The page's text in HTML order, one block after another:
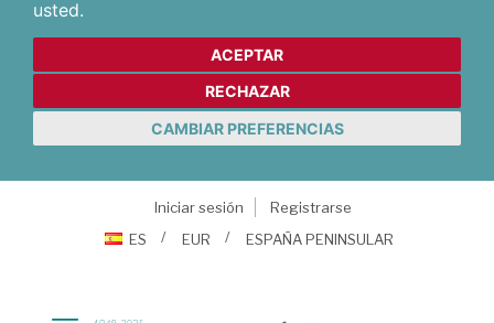
usted.
ACEPTAR
RECHAZAR
CAMBIAR PREFERENCIAS
Iniciar sesión
Registrarse
ES
EUR ESPAÑA PENINSULAR